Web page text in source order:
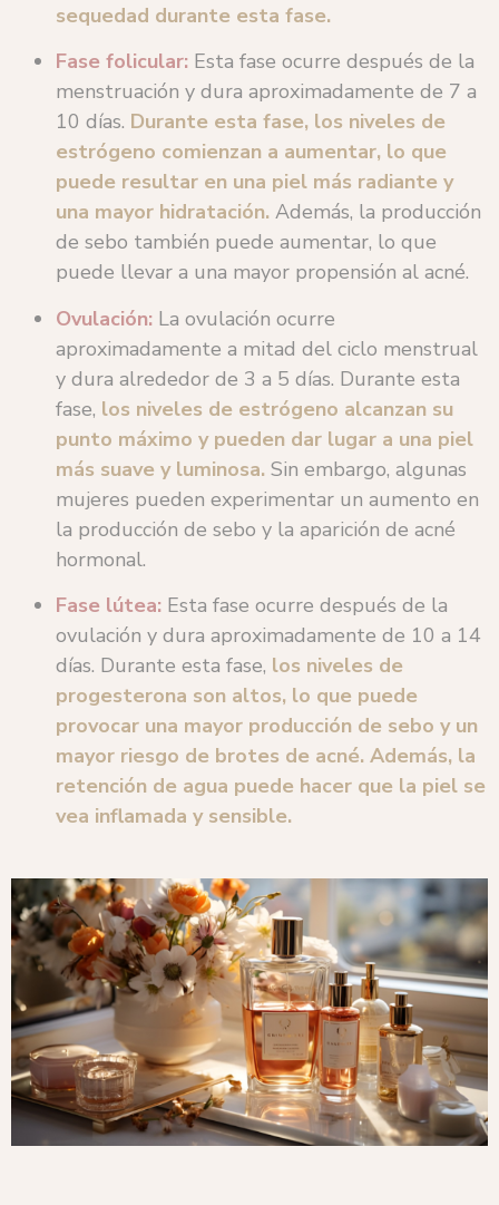
sequedad durante esta fase.
Fase folicular: Esta fase ocurre después de la
menstruación y dura aproximadamente de 7 a
10 días. Durante esta fase, los niveles de
estrógeno comienzan a aumentar, lo que
puede resultar en una piel más radiante y
una mayor hidratación. Además, la producción
de sebo también puede aumentar, lo que
puede llevar a una mayor propensión al acné.
Ovulación: La ovulación ocurre
aproximadamente a mitad del ciclo menstrual
y dura alrededor de 3 a 5 días. Durante esta
fase, los niveles de estrógeno alcanzan su
punto máximo y pueden dar lugar a una piel
más suave y luminosa. Sin embargo, algunas
mujeres pueden experimentar un aumento en
la producción de sebo y la aparición de acné
hormonal.
Fase lútea: Esta fase ocurre después de la
ovulación y dura aproximadamente de 10 a 14
días. Durante esta fase, los niveles de
progesterona son altos, lo que puede
provocar una mayor producción de sebo y un
mayor riesgo de brotes de acné. Además, la
retención de agua puede hacer que la piel se
vea inflamada y sensible.